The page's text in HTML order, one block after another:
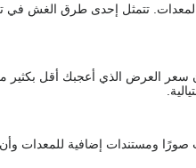
تتمثل إحدى طرق الغش في
سعر العرض الذي أعجبك أقل بكثير
ومستندات إضافية للمعدات وأن